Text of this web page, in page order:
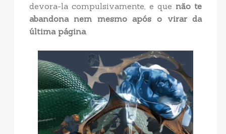
devora-la compulsivamente, e que não te
abandona nem mesmo após o virar da
última página.